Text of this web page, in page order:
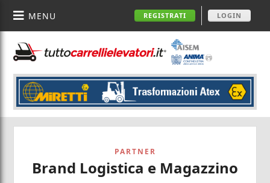
REGISTRATI LOGIN
MENU
PARTNER
Brand Logistica e Magazzino